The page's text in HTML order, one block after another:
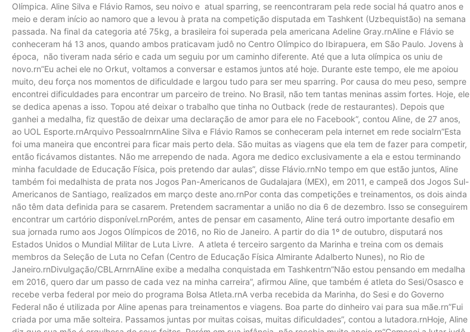
Olímpica. Aline Silva e Flávio Ramos, seu noivo e atual sparring, se reencontraram pela rede social há quatro anos e
meio e deram início ao namoro que a levou à prata na competição disputada em Tashkent (Uzbequistão) na semana
passada. Na final da categoria até 75kg, a brasileira foi superada pela americana Adeline Gray.rnAline e Flávio se
conheceram há 13 anos, quando ambos praticavam judô no Centro Olímpico do Ibirapuera, em São Paulo. Jovens à
época, não tiveram nada sério e cada um seguiu por um caminho diferente. Até que a luta olímpica os uniu de
novo.rn”Eu achei ele no Orkut, voltamos a conversar e estamos juntos até hoje. Durante este tempo, ele me apoiou
muito, deu força nos momentos de dificuldade e largou tudo para ser meu sparring. Por causa do meu peso, sempre
encontrei dificuldades para encontrar um parceiro de treino. No Brasil, não tem tantas meninas assim fortes. Hoje, ele
se dedica apenas a isso. Topou até deixar o trabalho que tinha no Outback (rede de restaurantes). Depois que
ganhei a medalha, fiz questão de deixar uma declaração de amor para ele no Facebook”, contou Aline, de 27 anos,
ao UOL Esporte.rnArquivo PessoalrnrnAline Silva e Flávio Ramos se conheceram pela internet em rede socialrn”Esta
foi uma maneira que encontrei para ficar mais perto dela. São muitas as viagens que ela tem de fazer para competir,
então ficávamos distantes. Não me arrependo de nada. Agora me dedico exclusivamente a ela e estou terminando
minha faculdade de Educação Física, pois pretendo dar aulas”, disse Flávio.rnNo tempo em que estão juntos, Aline
também foi medalhista de prata nos Jogos Pan-Americanos de Gudalajara (MEX), em 2011, e campeã dos Jogos Sul-
Americanos de Santiago, realizados em março deste ano.rnPor conta das competições e treinamentos, os dois ainda
não têm data definida para se casarem. Pretendem sacramentar a união no dia 6 de dezembro. Isso se conseguirem
encontrar um cartório disponível.rnPorém, antes de pensar em casamento, Aline terá outro importante desafio em
sua jornada rumo aos Jogos Olímpicos de 2016, no Rio de Janeiro. A partir do dia 1º de outubro, disputará nos
Estados Unidos o Mundial Militar de Luta Livre. A atleta é terceiro sargento da Marinha e treina com os demais
membros da Seleção de Luta no Cefan (Centro de Educação Física Almirante Adalberto Nunes), no Rio de
Janeiro.rnDivulgação/CBLArnrnAline exibe a medalha conquistada em Tashkentrn”Não estou pensando em medalha
em 2016, quero dar um passo de cada vez na minha carreira”, afirmou Aline, que também é atleta do Sesi/Osasco e
recebe verba federal por meio do programa Bolsa Atleta.rnA verba recebida da Marinha, do Sesi e do Governo
Federal não é utilizada por Aline apenas para treinamentos e viagens. Boa parte do dinheiro vai para sua mãe.rn”Fui
criada por uma mãe solteira. Passamos juntas por muitas coisas, muitas dificuldades”, contou a lutadora.rnHoje, Aline